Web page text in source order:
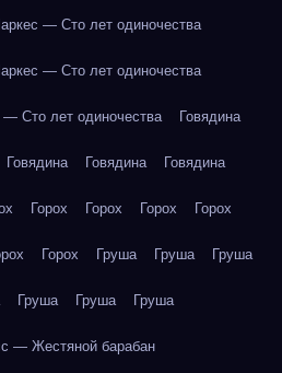
— Сто лет одиночества
— Сто лет одиночества
— Сто лет одиночества Говядина
Говядина Говядина Говядина
Горох Горох Горох Горох
Горох Груша Груша Груша
Груша Груша Груша
— Жестяной барабан